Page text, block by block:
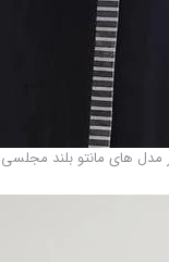
های مانتو بلند مجلسی و